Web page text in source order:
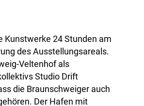
Kunstwerke 24 Stunden am
des Ausstellungsareals.
Veltenhof als
Studio Drift
die Braunschweiger auch
Der Hafen mit